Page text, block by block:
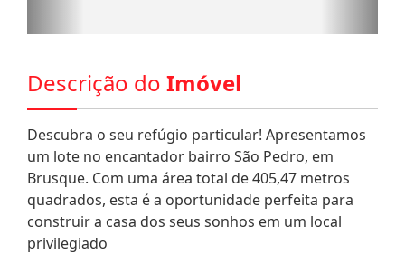
Descrição do Imóvel
Descubra o seu refúgio particular! Apresentamos
um lote no encantador bairro São Pedro, em
Brusque. Com uma área total de 405,47 metros
quadrados, esta é a oportunidade perfeita para
construir a casa dos seus sonhos em um local
privilegiado